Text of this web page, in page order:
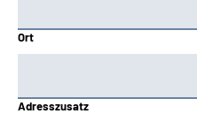
Ort
Adresszusatz